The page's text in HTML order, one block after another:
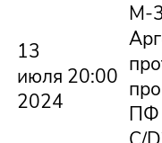
13
июля
2024
20:00
М-
ПФ